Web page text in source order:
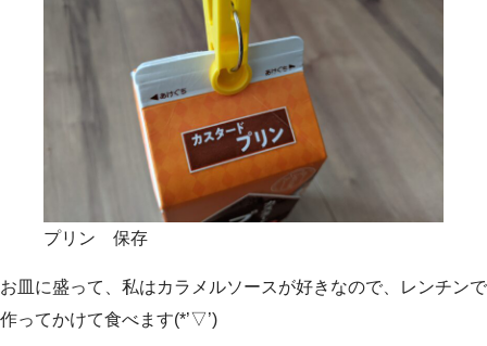
プリン 保存
お皿に盛って、私はカラメルソースが好きなので、レンチンで
作ってかけて食べます(*’▽’)